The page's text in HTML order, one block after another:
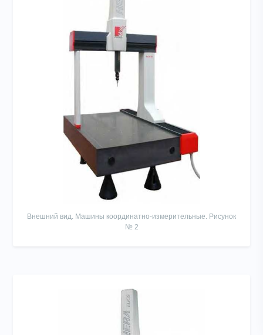
Внешний вид. Машины координатно-измерительные. Рисунок
№ 2